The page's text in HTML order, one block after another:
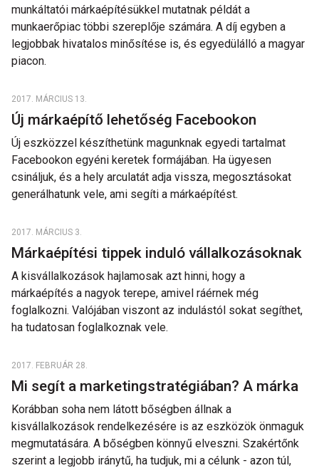
munkáltatói márkaépítésükkel mutatnak példát a
munkaerőpiac többi szereplője számára. A díj egyben a
legjobbak hivatalos minősítése is, és egyedülálló a magyar
piacon.
2017. MÁRCIUS 13.
Új márkaépítő lehetőség Facebookon
Új eszközzel készíthetünk magunknak egyedi tartalmat
Facebookon egyéni keretek formájában. Ha ügyesen
csináljuk, és a hely arculatát adja vissza, megosztásokat
generálhatunk vele, ami segíti a márkaépítést.
2017. MÁRCIUS 3.
Márkaépítési tippek induló vállalkozásoknak
A kisvállalkozások hajlamosak azt hinni, hogy a
márkaépítés a nagyok terepe, amivel ráérnek még
foglalkozni. Valójában viszont az indulástól sokat segíthet,
ha tudatosan foglalkoznak vele.
2017. FEBRUÁR 28.
Mi segít a marketingstratégiában? A márka
Korábban soha nem látott bőségben állnak a
kisvállalkozások rendelkezésére is az eszközök önmaguk
megmutatására. A bőségben könnyű elveszni. Szakértőnk
szerint a legjobb iránytű, ha tudjuk, mi a célunk - azon túl,